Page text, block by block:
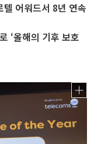
어워드서 8년 연속
‘올해의 기후 보호